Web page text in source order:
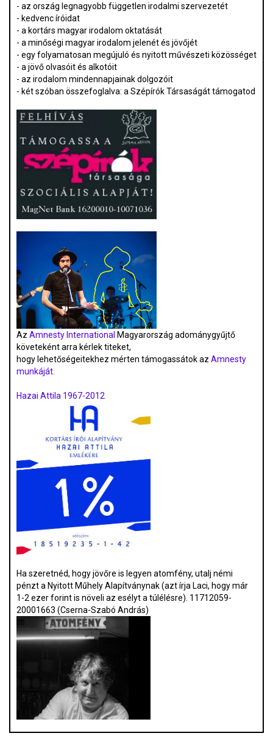
- az ország legnagyobb független irodalmi szervezetét
- kedvenc íróidat
- a kortárs magyar irodalom oktatását
- a minőségi magyar irodalom jelenét és jövőjét
- egy folyamatosan megújuló és nyitott művészeti közösséget
- a jövő olvasóit és alkotóit
- az irodalom mindennapjainak dolgozóit
- két szóban összefoglalva: a Szépírók Társaságát támogatod
Az Amnesty International Magyarország adománygyűjtő
követeként arra kérlek titeket,
hogy lehetőségeitekhez mérten támogassátok az Amnesty
munkáját
Hazai Attila 1967-2012
Ha szeretnéd, hogy jövőre is legyen atomfény, utalj némi
pénzt a Nyitott Műhely Alapítványnak (azt írja Laci, hogy már
1-2 ezer forint is növeli az esélyt a túlélésre). 11712059-
20001663 (Cserna-Szabó András)